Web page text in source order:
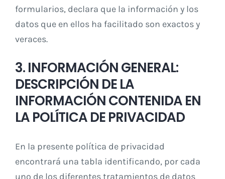
formularios, declara que la información y los
datos que en ellos ha facilitado son exactos y
veraces.
3. INFORMACIÓN GENERAL:
DESCRIPCIÓN DE LA
INFORMACIÓN CONTENIDA EN
LA POLÍTICA DE PRIVACIDAD
En la presente política de privacidad
encontrará una tabla identificando, por cada
uno de los diferentes tratamientos de datos